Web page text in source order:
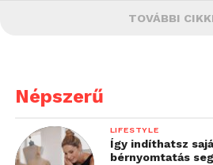
TOVÁBBI
Népszerű
LIFESTYLE
Így indíthatsz
bérnyomtatás